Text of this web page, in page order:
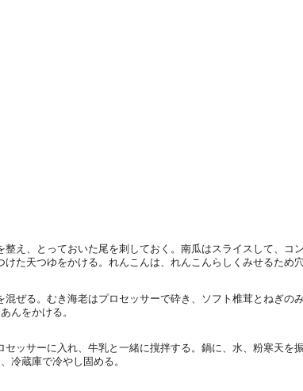
え、とっておいた尾を刺しておく。南瓜はスライスして、
た天つゆをかける。れんこんは、れんこんらしくみせるため穴
ぜる。むき海老はプロセッサーで砕き、ソフト椎茸とねぎ
あんをかける。
ッサーに入れ、牛乳と一緒に撹拌する。鍋に、水、粉寒天
冷蔵庫で冷やし固める。